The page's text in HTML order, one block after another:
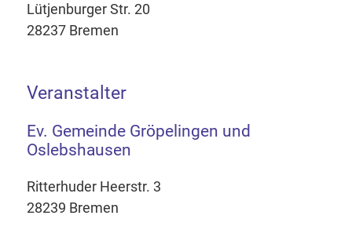
Lütjenburger Str. 20
28237 Bremen
Veranstalter
Ev. Gemeinde Gröpelingen und
Oslebshausen
Ritterhuder Heerstr. 3
28239 Bremen